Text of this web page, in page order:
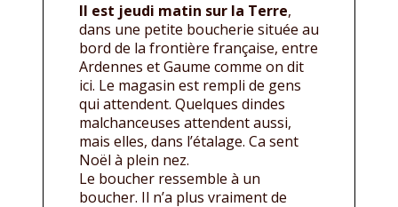
Il est jeudi matin sur la Terre,
dans une petite boucherie située au
bord de la frontière française, entre
Ardennes et Gaume comme on dit
ici. Le magasin est rempli de gens
qui attendent. Quelques dindes
malchanceuses attendent aussi,
mais elles, dans l’étalage. Ca sent
Noël à plein nez.
Le boucher ressemble à un
boucher. Il n’a plus vraiment de